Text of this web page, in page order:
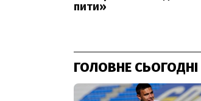
ГОЛОВНЕ СЬОГОДНІ